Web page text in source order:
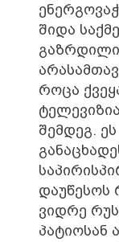
შიდა
როცა
შემდეგ.
დაუწესოს
ვიდრე
პატიოსან